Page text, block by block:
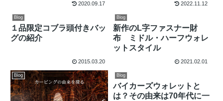
2020.09.17 2022.11.12
Blog
１品限定コブラ頭付きバッ
グの紹介
2015.03.20
Blog
新作のL字ファスナー財
布 ミドル・ハーフウォレ
ットスタイル
2021.02.01
Blog Blog
バイカーズウォレットと
は？その由来は70年代に一